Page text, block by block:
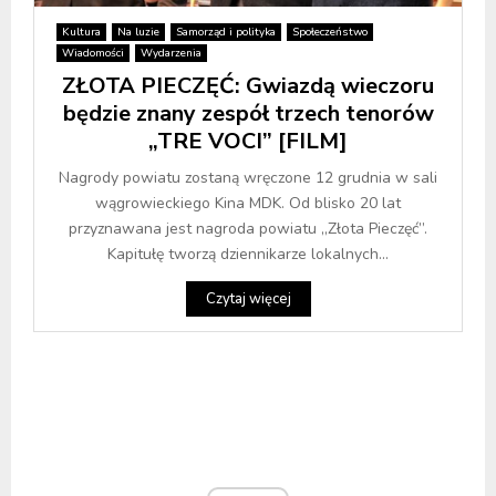
Kultura Na luzie Samorząd i polityka
Społeczeństwo
Wiadomości
Wydarzenia
ZŁOTA PIECZĘĆ: Gwiazdą wieczoru
będzie znany zespół trzech tenorów
„TRE VOCI” [FILM]
Nagrody powiatu zostaną wręczone 12 grudnia w sali
wągrowieckiego Kina MDK. Od blisko 20 lat
przyznawana jest nagroda powiatu „Złota Pieczęć”.
Kapitułę tworzą dziennikarze lokalnych...
Czytaj więcej